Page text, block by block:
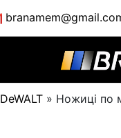
DeWALT » Ножиці по